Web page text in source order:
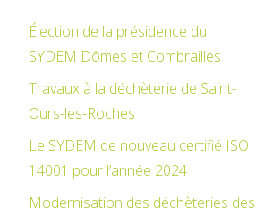
Élection de la présidence du
SYDEM Dômes et Combrailles
Travaux à la déchèterie de Saint-
Ours-les-Roches
Le SYDEM de nouveau certifié ISO
14001 pour l’année 2024
Modernisation des déchèteries des